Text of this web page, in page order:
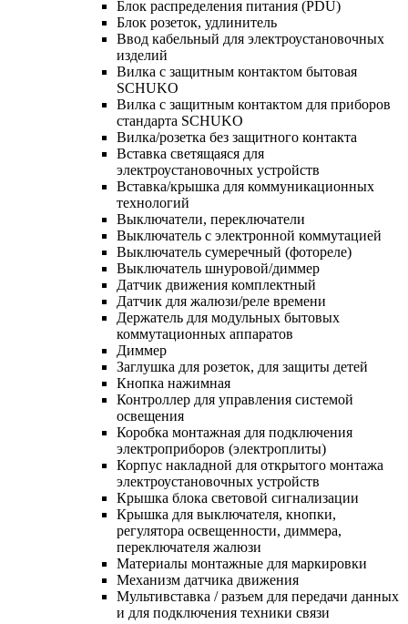
Блок распределения питания (PDU)
Блок розеток, удлинитель
Ввод кабельный для электроустановочных
изделий
Вилка с защитным контактом бытовая
SCHUKO
Вилка с защитным контактом для приборов
стандарта SCHUKO
Вилка/розетка без защитного контакта
Вставка светящаяся для
электроустановочных устройств
Вставка/крышка для коммуникационных
технологий
Выключатели, переключатели
Выключатель с электронной коммутацией
Выключатель сумеречный (фотореле)
Выключатель шнуровой/диммер
Датчик движения комплектный
Датчик для жалюзи/реле времени
Держатель для модульных бытовых
коммутационных аппаратов
Диммер
Заглушка для розеток, для защиты детей
Кнопка нажимная
Контроллер для управления системой
освещения
Коробка монтажная для подключения
электроприборов (электроплиты)
Корпус накладной для открытого монтажа
электроустановочных устройств
Крышка блока световой сигнализации
Крышка для выключателя, кнопки,
регулятора освещенности, диммера,
переключателя жалюзи
Материалы монтажные для маркировки
Механизм датчика движения
Мультивставка / разъем для передачи данных
и для подключения техники связи